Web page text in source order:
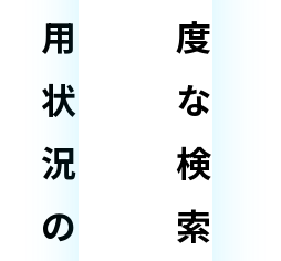
用
状
況
の
度
な
検
索